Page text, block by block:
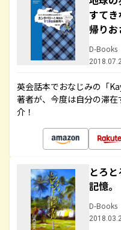
すて
帰り
D-Books
英会話本でおなじみの「
著者が、今度は自分の滞
介！
とろ
記憶
D-Books